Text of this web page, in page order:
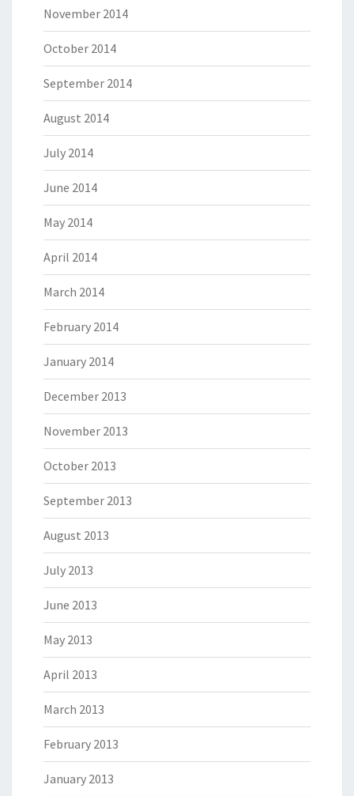
November 2014
October 2014
September 2014
August 2014
July 2014
June 2014
May 2014
April 2014
March 2014
February 2014
January 2014
December 2013
November 2013
October 2013
September 2013
August 2013
July 2013
June 2013
May 2013
April 2013
March 2013
February 2013
January 2013